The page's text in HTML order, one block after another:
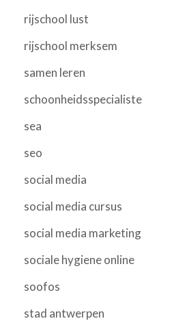
rijschool lust
rijschool merksem
samen leren
schoonheidsspecialiste
sea
seo
social media
social media cursus
social media marketing
sociale hygiene online
soofos
stad antwerpen